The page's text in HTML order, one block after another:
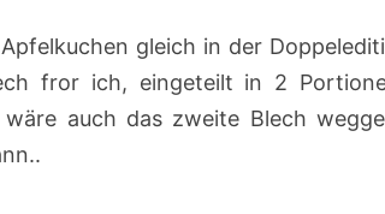
Apfelkuchen gleich in der
fror ich, eingeteilt in 2
auch das zweite Blech